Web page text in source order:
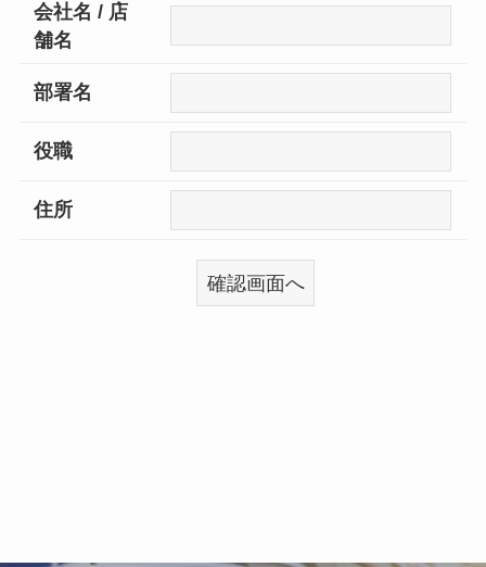
会社名 / 店
舗名
部署名
役職
住所